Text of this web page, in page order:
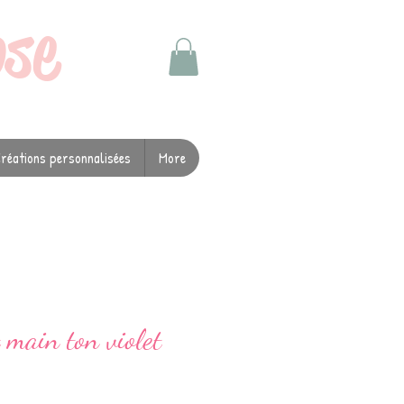
personnalisées More
ton violet